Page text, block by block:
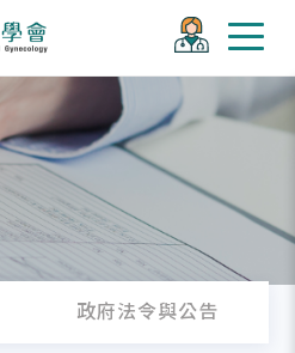
政府法令與公告